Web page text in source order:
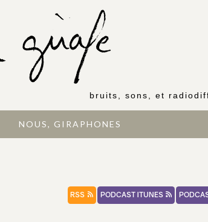
bruits, sons, et
NOUS, GIRAPHONES
PODCAST ITUNES
RSS